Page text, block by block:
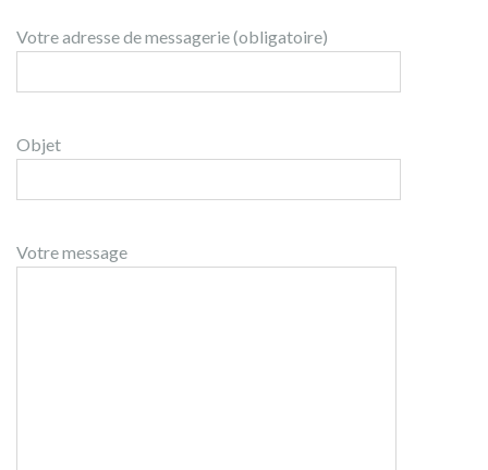
Votre adresse de messagerie (obligatoire)
Objet
Votre message